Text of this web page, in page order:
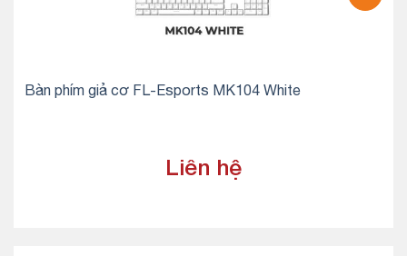
Bàn phím giả cơ FL-Esports MK104 White
Liên hệ